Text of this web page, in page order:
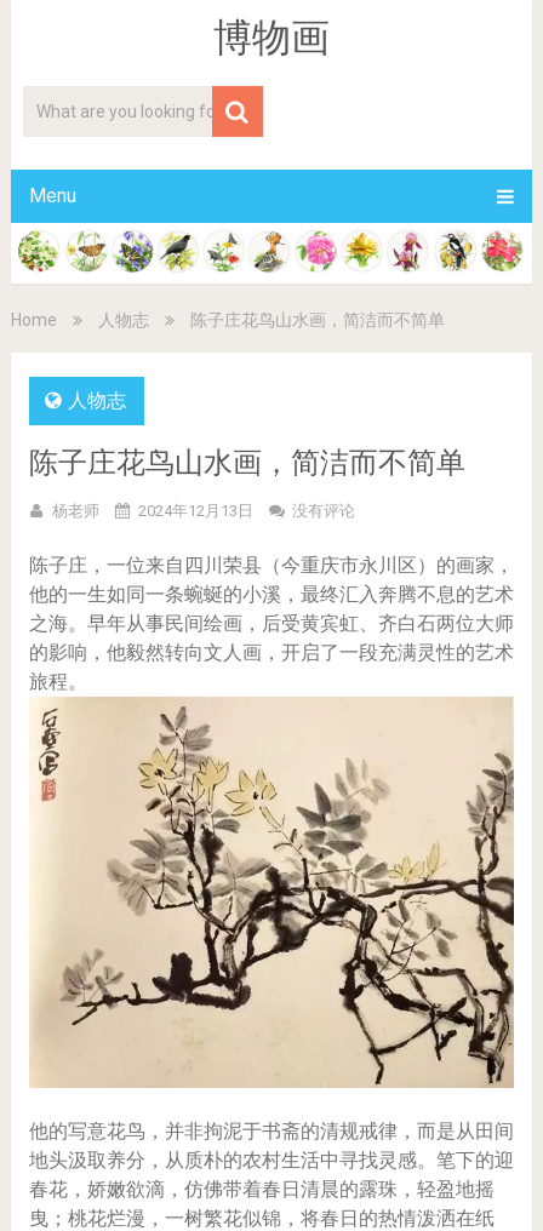
博物画
Menu
Home 人物志 陈子庄花鸟山水画，简洁而不简单
人物志
陈子庄花鸟山水画，简洁而不简单
杨老师 2024年12月13日 没有评论
陈子庄，一位来自四川荣县（今重庆市永川区）的画家，
他的一生如同一条蜿蜒的小溪，最终汇入奔腾不息的艺术
之海。早年从事民间绘画，后受黄宾虹、齐白石两位大师
的影响，他毅然转向文人画，开启了一段充满灵性的艺术
旅程。
他的写意花鸟，并非拘泥于书斋的清规戒律，而是从田间
地头汲取养分，从质朴的农村生活中寻找灵感。笔下的迎
春花，娇嫩欲滴，仿佛带着春日清晨的露珠，轻盈地摇
曳；桃花烂漫，一树繁花似锦，将春日的热情泼洒在纸